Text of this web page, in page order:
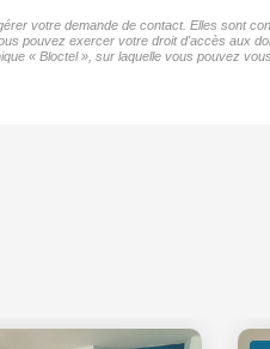
votre demande de contact. Elles sont
pouvez exercer votre droit d'accès aux
« Bloctel », sur laquelle vous pouvez